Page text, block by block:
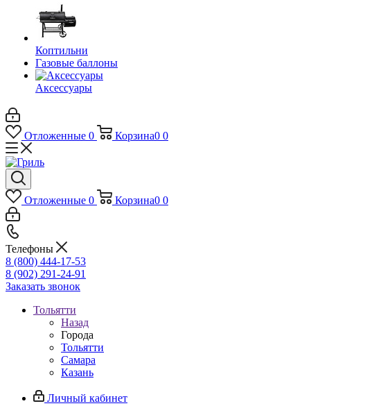
Коптильни
Газовые баллоны
Аксессуары
Отложенные 0 Корзина0 0
Отложенные 0 Корзина0 0
Телефоны
8 (800) 444-17-53
8 (902) 291-24-91
Заказать звонок
Тольятти
Назад
Города
Тольятти
Самара
Казань
Личный кабинет